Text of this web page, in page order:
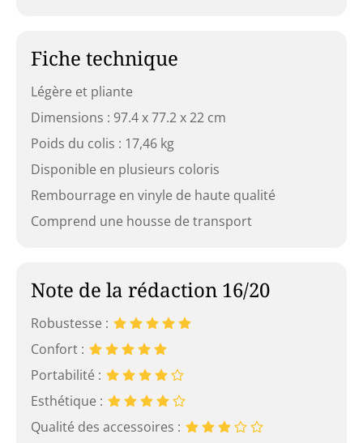
Fiche technique
Légère et pliante
Dimensions : 97.4 x 77.2 x 22 cm
Poids du colis : 17,46 kg
Disponible en plusieurs coloris
Rembourrage en vinyle de haute qualité
Comprend une housse de transport
Note de la rédaction 16/20
Robustesse :
Confort :
Portabilité :
Esthétique :
Qualité des accessoires :